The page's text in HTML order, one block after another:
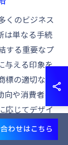
くのビジネス
は単なる手続
する重要なプ
与える印象を
の適切な更
や消費者の
応じてデザイ
っています。
確さを確保す
わせはこちら